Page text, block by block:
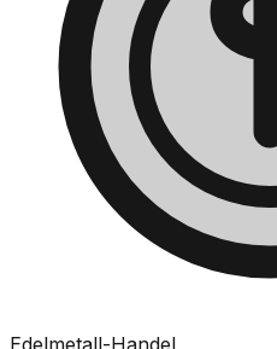
Edelmetall-Handel